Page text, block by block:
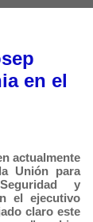
en el
actualmente
Unión para
y
el ejecutivo
claro este